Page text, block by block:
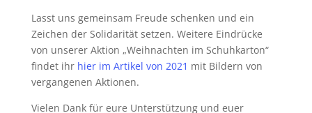
Lasst uns gemeinsam Freude schenken und ein
Zeichen der Solidarität setzen. Weitere Eindrücke
von unserer Aktion „Weihnachten im Schuhkarton“
findet ihr hier im Artikel von 2021 mit Bildern von
vergangenen Aktionen.
Vielen Dank für eure Unterstützung und euer